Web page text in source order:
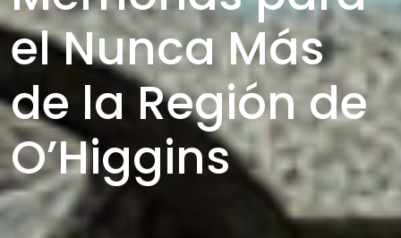
el Nunca Más
de la Región de
O’Higgins